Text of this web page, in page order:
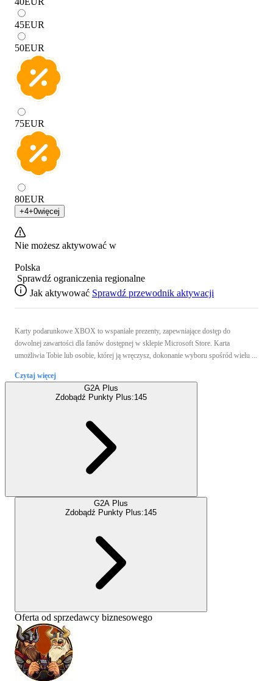
45EUR
50EUR
75EUR
80EUR
+4+0więcej
Nie możesz aktywować w
Polska
Sprawdź ograniczenia regionalne
Jak aktywować Sprawdź przewodnik aktywacji
Karty podarunkowe XBOX to wspaniałe prezenty, zapewniające dostęp do
dowolnej zawartości dla fanów dostępnej w sklepie Microsoft Store. Karta
umożliwia Tobie lub osobie, której ją wręczysz, dokonanie wyboru spośród wielu ...
Czytaj więcej
G2A Plus
Zdobądź Punkty Plus:145
G2A Plus
Zdobądź Punkty Plus:145
Oferta od sprzedawcy biznesowego